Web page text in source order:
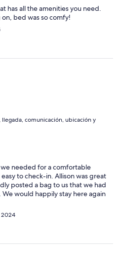
has all the amenities you need.
bed was so comfy!
comunicación, ubicación y
needed for a comfortable
to check-in. Allison was great
posted a bag to us that we had
would happily stay here again
2024